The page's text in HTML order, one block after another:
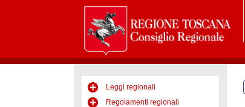
Leggi regionali
Regolamenti regionali